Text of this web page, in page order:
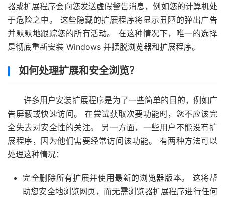
器或扩展程序会向您发送虚假警告消息，例如您的计算机处
于危险之中。 这些隐藏的扩展程序将显示丑陋的弹出广告
并默默地跟踪您的所有活动。 在这种情况下，唯一的选择
是彻底重新安装 Windows 并摆脱浏览器和扩展程序。
如何处理扩展和安全浏览？
许多用户安装扩展程序是为了一些简单的目的，例如广
告屏蔽或快速访问。 在尝试获取次要功能时，您不应该完
全失去对安全性的关注。 另一方面，一些用户不能没有扩
展程序，因为他们需要经常访问该功能。 有两种方法可以
处理这种情况：
完全删除所有扩展并使用最新的浏览器版本。 这将帮
助您安全地浏览网页，而无需浏览器扩展程序进行任何